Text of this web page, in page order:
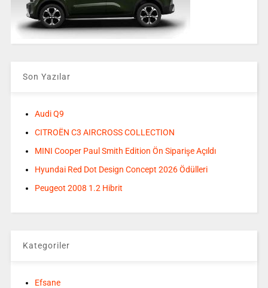
Son Yazılar
Audi Q9
CITROËN C3 AIRCROSS COLLECTION
MINI Cooper Paul Smith Edition Ön Siparişe Açıldı
Hyundai Red Dot Design Concept 2026 Ödülleri
Peugeot 2008 1.2 Hibrit
Kategoriler
Efsane